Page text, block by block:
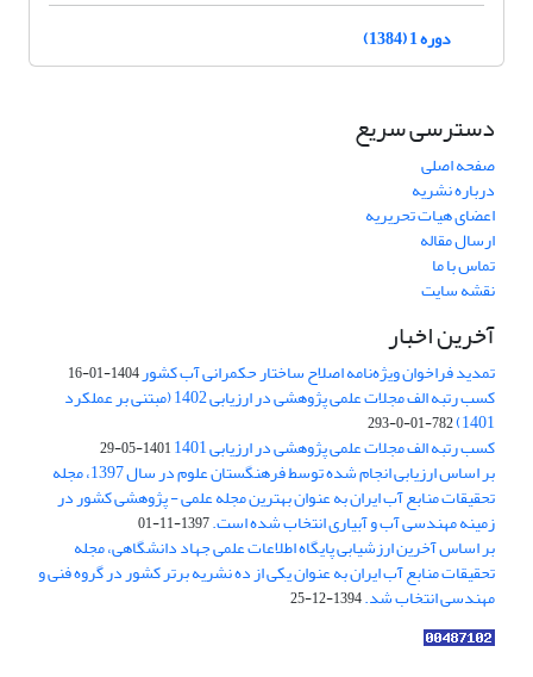
دوره 1 (1384)
دسترسی سریع
صفحه اصلی
درباره نشریه
اعضای هیات تحریریه
ارسال مقاله
تماس با ما
نقشه سایت
آخرین اخبار
تمدید فراخوان ویژه‌نامه اصلاح ساختار حکمرانی آب کشور1404-01-16
کسب رتبه الف مجلات علمی پژوهشی در ارزیابی 1402 (مبتنی بر عملکرد
1401)
782-01-0-293
کسب رتبه الف مجلات علمی پژوهشی در ارزیابی 1401 1401-05-29
بر اساس ارزیابی انجام شده توسط فرهنگستان علوم در سال 1397، مجله
تحقیقات منابع آب ایران به عنوان بهترین مجله علمی - پژوهشی کشور در
زمینه مهندسی آب و آبیاری انتخاب شده است.1397-11-01
بر اساس آخرین ارزشیابی پایگاه اطلاعات علمی جهاد دانشگاهی، مجله
تحقیقات منابع آب ایران به عنوان یکی از ده نشریه برتر کشور در گروه فنی و
مهندسی انتخاب شد.1394-12-25